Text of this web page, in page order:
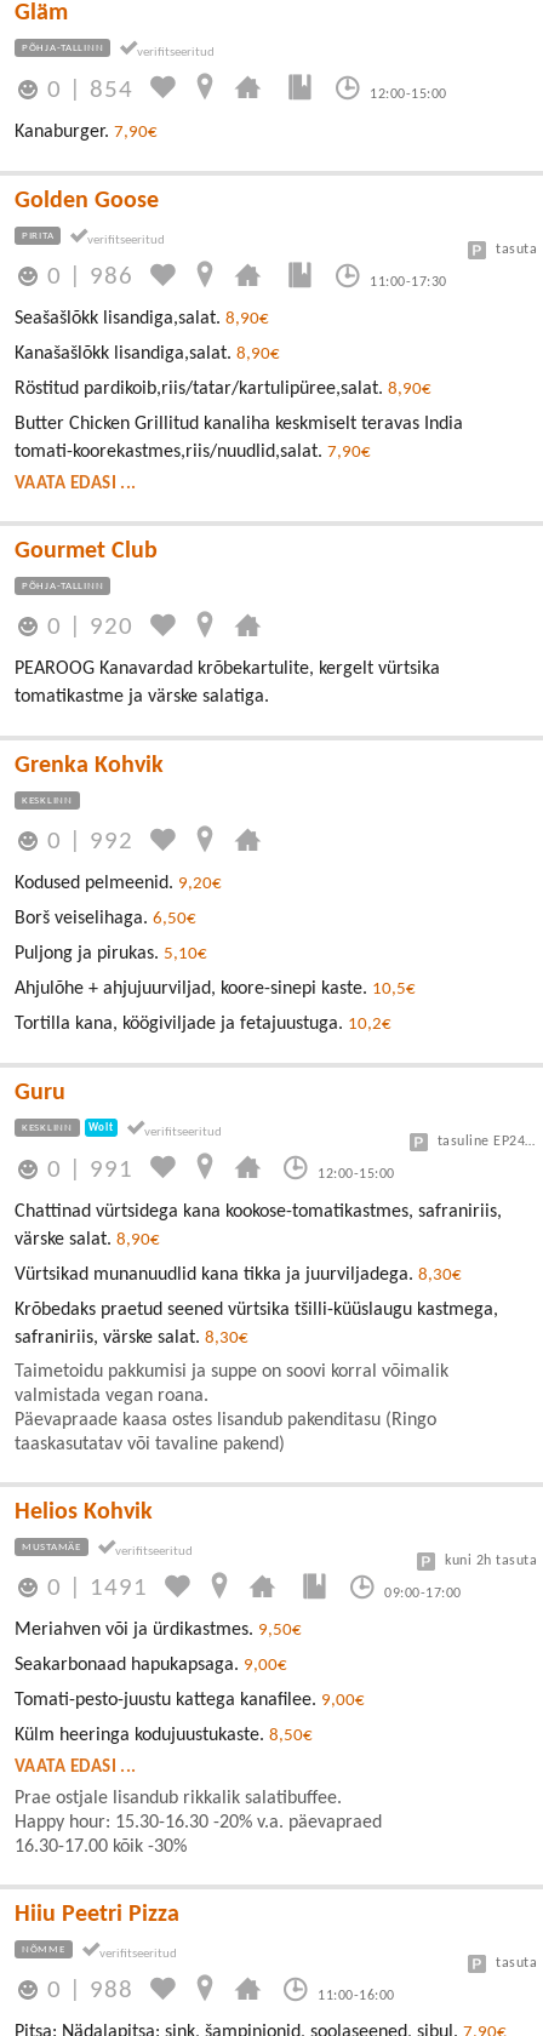
Gläm
PÕHJA-TALLINN
0 854 12:00-15:00
Kanaburger. 7,90€
Golden Goose
PIRITA
0 986 11:00-17:30
tasuta
Seašašlõkk lisandiga,salat. 8,90€
Kanašašlõkk lisandiga,salat. 8,90€
Röstitud pardikoib,riis/tatar/kartulipüree,salat. 8,90€
Butter Chicken Grillitud kanaliha keskmiselt teravas India
tomati-koorekastmes,riis/nuudlid,salat. 7,90€
VAATA EDASI ...
Gourmet Club
PÕHJA-TALLINN
0 920
PEAROOG Kanavardad krõbekartulite, kergelt vürtsika
tomatikastme ja värske salatiga.
Grenka Kohvik
KESKLINN
0 992
Kodused pelmeenid. 9,20€
Borš veiselihaga. 6,50€
Puljong ja pirukas. 5,10€
Ahjulõhe + ahjujuurviljad, koore-sinepi kaste. 10,5€
Tortilla kana, köögiviljade ja fetajuustuga. 10,2€
Guru
KESKLINN Wolt
0 991 12:00-15:00
tasuline EP24 või Vanalinn
Chattinad vürtsidega kana kookose-tomatikastmes, safraniriis,
värske salat. 8,90€
Vürtsikad munanuudlid kana tikka ja juurviljadega. 8,30€
Krõbedaks praetud seened vürtsika tšilli-küüslaugu kastmega,
safraniriis, värske salat. 8,30€
Taimetoidu pakkumisi ja suppe on soovi korral võimalik
valmistada vegan roana.
Päevapraade kaasa ostes lisandub pakenditasu (Ringo
taaskasutatav või tavaline pakend)
Helios Kohvik
MUSTAMÄE
0 1491 09:00-17:00
kuni 2h tasuta
Meriahven või ja ürdikastmes. 9,50€
Seakarbonaad hapukapsaga. 9,00€
Tomati-pesto-juustu kattega kanafilee. 9,00€
Külm heeringa kodujuustukaste. 8,50€
VAATA EDASI ...
Prae ostjale lisandub rikkalik salatibuffee.
Happy hour: 15.30-16.30 -20% v.a. päevapraed
16.30-17.00 kõik -30%
Hiiu Peetri Pizza
NÕMME
0 988 11:00-16:00
tasuta